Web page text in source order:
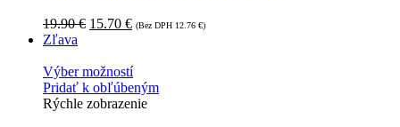
19.90€ 15.70 € (Bez DPH 12.76 €)
Zľava
Výber možností
Pridať k obľúbeným
Rýchle zobrazenie